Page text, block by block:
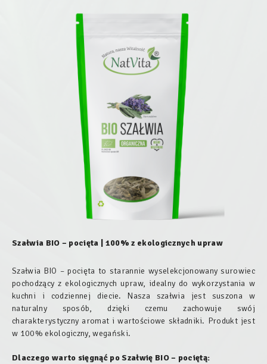
Szałwia BIO – pocięta | 100% z ekologicznych upraw
Szałwia BIO – pocięta to starannie wyselekcjonowany surowiec
pochodzący z ekologicznych upraw, idealny do wykorzystania w
kuchni i codziennej diecie. Nasza szałwia jest suszona w
naturalny sposób, dzięki czemu zachowuje swój
charakterystyczny aromat i wartościowe składniki. Produkt jest
w 100% ekologiczny, wegański.
Dlaczego warto sięgnąć po Szałwię BIO – pociętą: